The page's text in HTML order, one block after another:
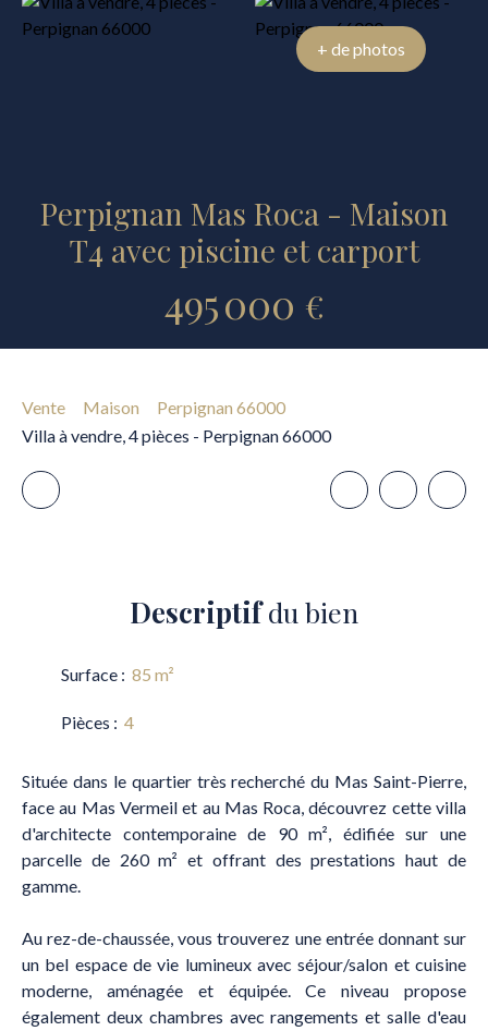
+ de photos
Perpignan Mas Roca - Maison
T4 avec piscine et carport
495 000 €
Vente Maison
Perpignan 66000
Villa à vendre, 4 pièces - Perpignan 66000
Descriptifdu bien
Surface : 85 m²
Pièces : 4
Située dans le quartier très recherché du Mas Saint-Pierre,
face au Mas Vermeil et au Mas Roca, découvrez cette villa
d'architecte contemporaine de 90 m², édifiée sur une
parcelle de 260 m² et offrant des prestations haut de
gamme.
Au rez-de-chaussée, vous trouverez une entrée donnant sur
un bel espace de vie lumineux avec séjour/salon et cuisine
moderne, aménagée et équipée. Ce niveau propose
également deux chambres avec rangements et salle d'eau